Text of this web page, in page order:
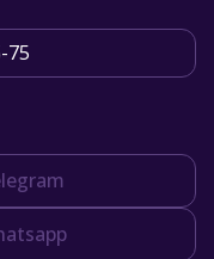
75